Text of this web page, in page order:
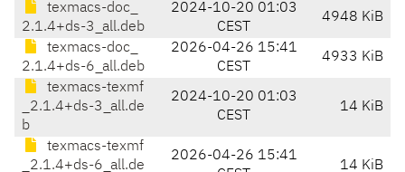
texmacs-doc_
2.1.4+ds-3_all.deb
2024-10-20 01:03
CEST
4948 KiB
texmacs-doc_
2.1.4+ds-6_all.deb
2026-04-26 15:41
CEST
4933 KiB
texmacs-texmf
_2.1.4+ds-3_all.de
b
2024-10-20 01:03
CEST
14 KiB
texmacs-texmf
_2.1.4+ds-6_all.de
2026-04-26 15:41
14 KiB